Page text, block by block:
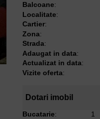
Balcoane:
Localitate:
Cartier:
Zona:
Strada:
Adaugat in data:
Actualizat in data:
Vizite oferta:
Dotari imobil
Bucatarie:
1